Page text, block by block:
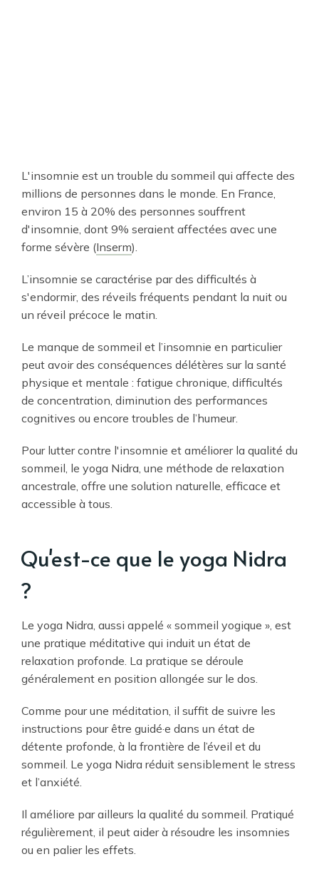
L'insomnie est un trouble du sommeil qui affecte des
millions de personnes dans le monde. En France,
environ 15 à 20% des personnes souffrent
d'insomnie, dont 9% seraient affectées avec une
forme sévère (Inserm).
L’insomnie se caractérise par des difficultés à
s'endormir, des réveils fréquents pendant la nuit ou
un réveil précoce le matin.
Le manque de sommeil et l’insomnie en particulier
peut avoir des conséquences délétères sur la santé
physique et mentale : fatigue chronique, difficultés
de concentration, diminution des performances
cognitives ou encore troubles de l’humeur.
Pour lutter contre l'insomnie et améliorer la qualité du
sommeil, le yoga Nidra, une méthode de relaxation
ancestrale, offre une solution naturelle, efficace et
accessible à tous.
Qu'est-ce que le yoga Nidra
?
Le yoga Nidra, aussi appelé « sommeil yogique », est
une pratique méditative qui induit un état de
relaxation profonde. La pratique se déroule
généralement en position allongée sur le dos.
Comme pour une méditation, il suffit de suivre les
instructions pour être guidé·e dans un état de
détente profonde, à la frontière de l’éveil et du
sommeil. Le yoga Nidra réduit sensiblement le stress
et l’anxiété.
Il améliore par ailleurs la qualité du sommeil. Pratiqué
régulièrement, il peut aider à résoudre les insomnies
ou en palier les effets.